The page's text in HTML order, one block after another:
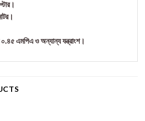
০.৪৫ এমপিএ ও অন্যান্য যন্ত্রাংশ।